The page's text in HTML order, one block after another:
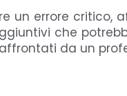
un errore critico,
che
da un